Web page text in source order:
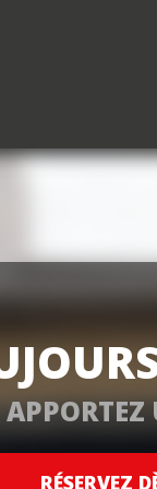
APPORTEZ
RÉSERVEZ